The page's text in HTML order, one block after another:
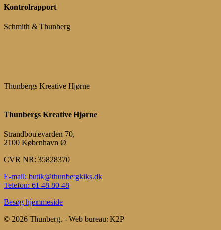
Kontrolrapport
Schmith & Thunberg
Thunbergs Kreative Hjørne
Thunbergs Kreative Hjørne
Strandboulevarden 70,
2100 København Ø
CVR NR: 35828370
E-mail: butik@thunbergkiks.dk
Telefon: 61 48 80 48
Besøg hjemmeside
© 2026 Thunberg. - Web bureau: K2P